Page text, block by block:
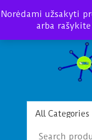
Norėdami užsakyti
arba